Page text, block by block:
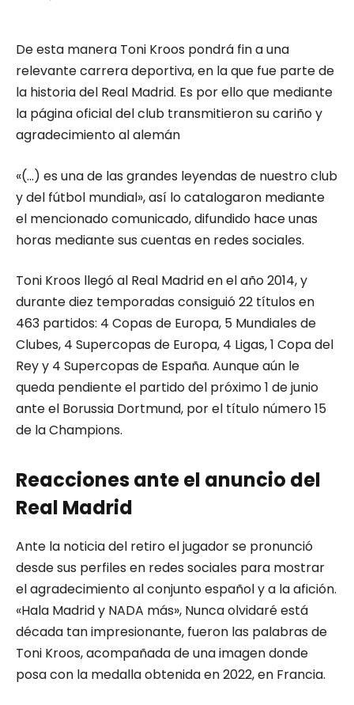
De esta manera Toni Kroos pondrá fin a una
relevante carrera deportiva, en la que fue parte de
la historia del Real Madrid. Es por ello que mediante
la página oficial del club transmitieron su cariño y
agradecimiento al alemán
«(…) es una de las grandes leyendas de nuestro club
y del fútbol mundial», así lo catalogaron mediante
el mencionado comunicado, difundido hace unas
horas mediante sus cuentas en redes sociales.
Toni Kroos llegó al Real Madrid en el año 2014, y
durante diez temporadas consiguió 22 títulos en
463 partidos: 4 Copas de Europa, 5 Mundiales de
Clubes, 4 Supercopas de Europa, 4 Ligas, 1 Copa del
Rey y 4 Supercopas de España. Aunque aún le
queda pendiente el partido del próximo 1 de junio
ante el Borussia Dortmund, por el título número 15
de la Champions.
Reacciones ante el anuncio del
Real Madrid
Ante la noticia del retiro el jugador se pronunció
desde sus perfiles en redes sociales para mostrar
el agradecimiento al conjunto español y a la afición.
«Hala Madrid y NADA más», Nunca olvidaré está
década tan impresionante, fueron las palabras de
Toni Kroos, acompañada de una imagen donde
posa con la medalla obtenida en 2022, en Francia.